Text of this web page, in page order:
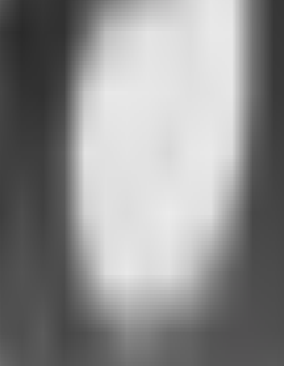
de le maintenir en vie.
non-tech utilisent l'IA. Décisions produit, leçons difficiles et obsession pour la simplicité.